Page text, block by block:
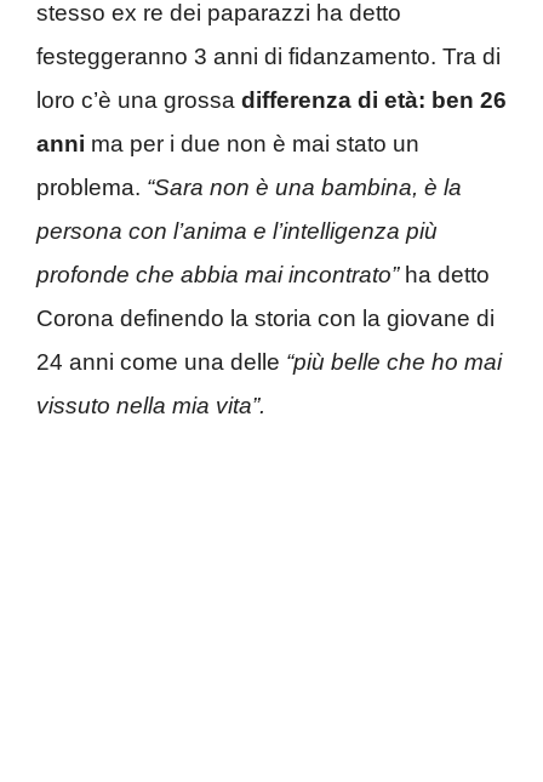
stesso ex re dei paparazzi ha detto
festeggeranno 3 anni di fidanzamento. Tra di
loro c’è una grossa differenza di età: ben 26
anni ma per i due non è mai stato un
problema. “Sara non è una bambina, è la
persona con l’anima e l’intelligenza più
profonde che abbia mai incontrato”ha detto
Corona definendo la storia con la giovane di
24 anni come una delle “più belle che ho mai
vissuto nella mia vita”.